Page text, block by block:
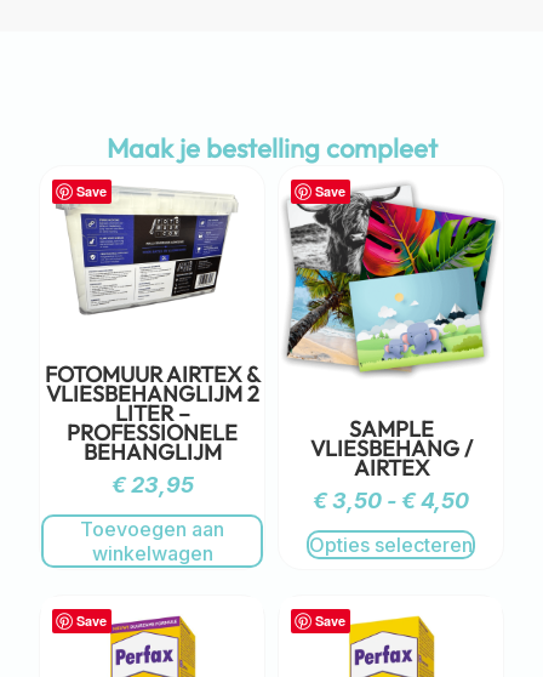
Maak je bestelling compleet
Save
FOTOMUUR AIRTEX &
VLIESBEHANGLIJM 2
LITER –
PROFESSIONELE
BEHANGLIJM
€23,95
Toevoegen aan
winkelwagen
Save
SAMPLE
VLIESBEHANG /
AIRTEX
€3,50 - €4,50
Opties selecteren
Save Save